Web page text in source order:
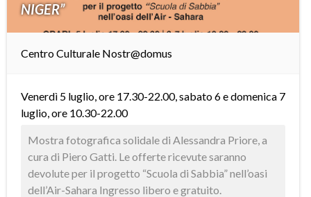
NIGER”
Centro Culturale Nostr@domus
Venerdì 5 luglio, ore 17.30-22.00, sabato 6 e domenica 7
luglio, ore 10.30-22.00
Mostra fotografica solidale di Alessandra Priore, a
cura di Piero Gatti. Le offerte ricevute saranno
devolute per il progetto “Scuola di Sabbia” nell’oasi
dell’Air-Sahara Ingresso libero e gratuito.